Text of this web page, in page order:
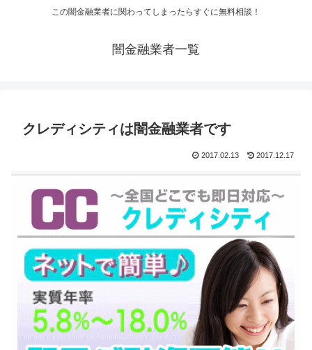
この闇金融業者に関わってしまったらすぐに無料相談！
闇金融業者一覧
クレディシティは闇金融業者です
2017.02.13 2017.12.17